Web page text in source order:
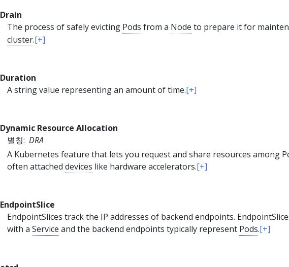
Drain
The process of safely evicting Pods from a Node to prepare it for
cluster.[+]
Duration
A string value representing an amount of time.[+]
Dynamic Resource Allocation
별칭: DRA
A Kubernetes feature that lets you request and share resources among
often attacheddevices like hardware accelerators.[+]
EndpointSlice
EndpointSlices track the IP addresses of backend endpoints.
with aService and the backend endpoints typically represent Pods.[+]